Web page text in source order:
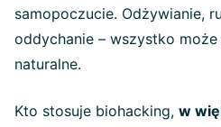
samopoczucie. Odżywianie,
oddychanie – wszystko
naturalne.
Kto stosuje biohacking, w